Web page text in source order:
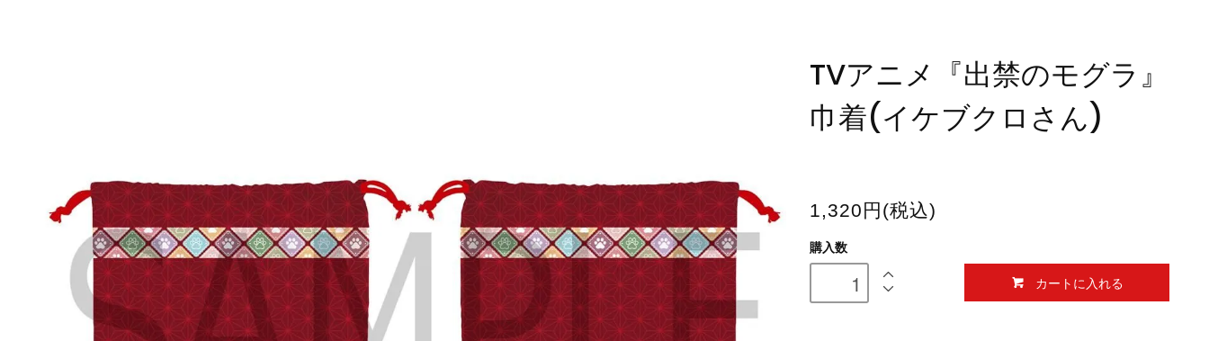
TVアニメ『出禁のモグラ』
巾着(イケブクロさん)
1,320円(税込)
購入数
カートに入れる